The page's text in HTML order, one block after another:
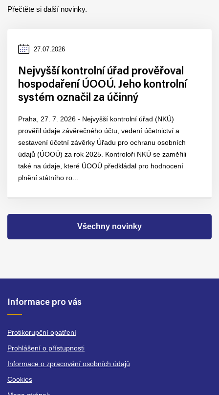
Přečtěte si další novinky.
Datum
27.07.2026
Nejvyšší kontrolní úřad prověřoval
hospodaření ÚOOÚ. Jeho kontrolní
systém označil za účinný
Praha, 27. 7. 2026 - Nejvyšší kontrolní úřad (NKÚ)
prověřil údaje závěrečného účtu, vedení účetnictví a
sestavení účetní závěrky Úřadu pro ochranu osobních
údajů (ÚOOÚ) za rok 2025. Kontroloři NKÚ se zaměřili
také na údaje, které ÚOOÚ předkládal pro hodnocení
plnění státního ro...
Všechny novinky
Informace pro vás
Protikorupční opatření
Prohlášení o přístupnosti
Informace o zpracování osobních údajů
Cookies